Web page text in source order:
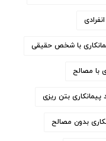
با شخص حقیقی
با مصالح
پیمانکاری بتن ریزی
بدون مصالح